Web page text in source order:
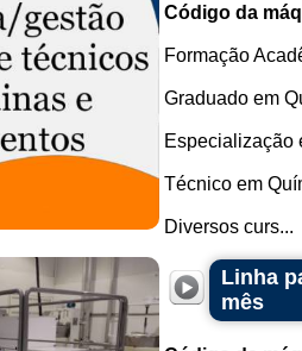
Código da
Formação
Graduado em
Especialização
Técnico em
Diversos curs...
Linha
mês